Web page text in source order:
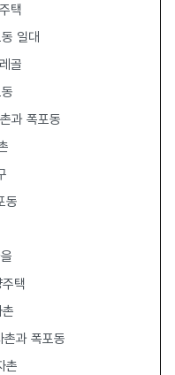
택
일대
골
과 폭포동
동
택
과 폭포동
촌